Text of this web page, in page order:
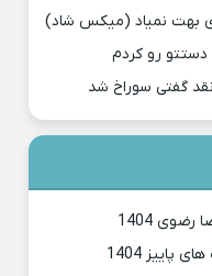
بهت نمیاد (میکس شاد)
دستتو رو کردم
گفتی سوراخ شد
1404
پاییز 1404